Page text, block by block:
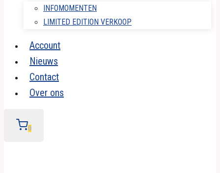
INFOMOMENTEN
LIMITED EDITION VERKOOP
Account
Nieuws
Contact
Over ons
0